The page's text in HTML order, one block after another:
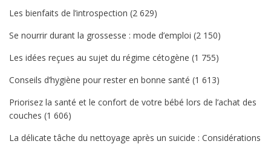
Les bienfaits de l’introspection (2 629)
Se nourrir durant la grossesse : mode d’emploi (2 150)
Les idées reçues au sujet du régime cétogène (1 755)
Conseils d’hygiène pour rester en bonne santé (1 613)
Priorisez la santé et le confort de votre bébé lors de l’achat des
couches (1 606)
La délicate tâche du nettoyage après un suicide : Considérations